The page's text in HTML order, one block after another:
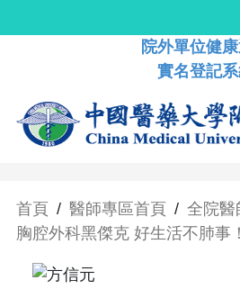
院外單位健
實名登記
首頁 / 醫師專區首頁 / 全院醫
胸腔外科黑傑克 好生活不肺事！